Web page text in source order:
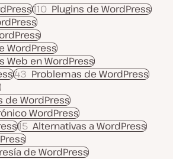
Plugins de WordPress
110
WordPress
Web en WordPress
Problemas de WordPress
43
de WordPress
WordPress
Alternativas a WordPress
15
de WordPress